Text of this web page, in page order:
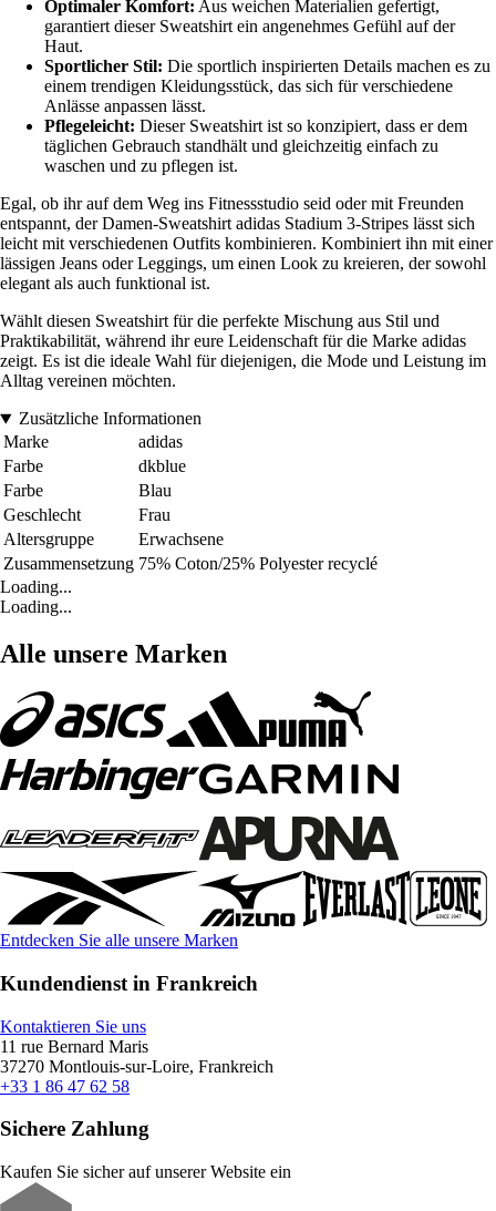
Optimaler Komfort: Aus weichen Materialien gefertigt,
garantiert dieser Sweatshirt ein angenehmes Gefühl auf der
Haut.
Sportlicher Stil: Die sportlich inspirierten Details machen es zu
einem trendigen Kleidungsstück, das sich für verschiedene
Anlässe anpassen lässt.
Pflegeleicht: Dieser Sweatshirt ist so konzipiert, dass er dem
täglichen Gebrauch standhält und gleichzeitig einfach zu
waschen und zu pflegen ist.
Egal, ob ihr auf dem Weg ins Fitnessstudio seid oder mit Freunden
entspannt, der Damen-Sweatshirt adidas Stadium 3-Stripes lässt sich
leicht mit verschiedenen Outfits kombinieren. Kombiniert ihn mit einer
lässigen Jeans oder Leggings, um einen Look zu kreieren, der sowohl
elegant als auch funktional ist.
Wählt diesen Sweatshirt für die perfekte Mischung aus Stil und
Praktikabilität, während ihr eure Leidenschaft für die Marke adidas
zeigt. Es ist die ideale Wahl für diejenigen, die Mode und Leistung im
Alltag vereinen möchten.
Zusätzliche Informationen
Marke
adidas
Farbe
dkblue
Farbe
Blau
Geschlecht
Frau
Altersgruppe
Erwachsene
Zusammensetzung 75% Coton/25% Polyester recyclé
Loading...
Loading...
Alle unsere Marken
Entdecken Sie alle unsere Marken
Kundendienst in Frankreich
Kontaktieren Sie uns
11 rue Bernard Maris
37270 Montlouis-sur-Loire, Frankreich
+33 1 86 47 62 58
Sichere Zahlung
Kaufen Sie sicher auf unserer Website ein